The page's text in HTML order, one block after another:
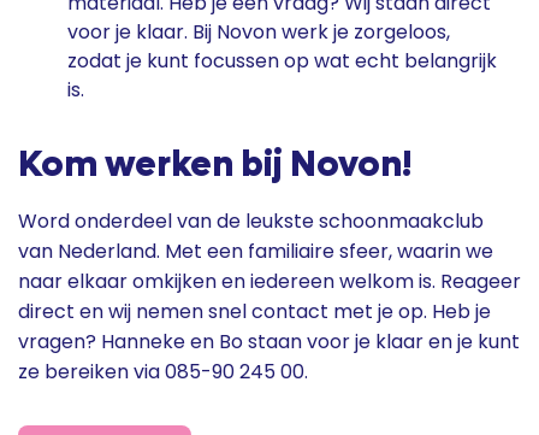
voor je klaar. Bij Novon werk je zorgeloos,
zodat je kunt focussen op wat echt belangrijk
is.
Kom werken bij Novon!
Word onderdeel van de leukste schoonmaakclub
van Nederland. Met een familiaire sfeer, waarin we
naar elkaar omkijken en iedereen welkom is. Reageer
direct en wij nemen snel contact met je op. Heb je
vragen? Hanneke en Bo staan voor je klaar en je kunt
ze bereiken via 085-90 245 00.